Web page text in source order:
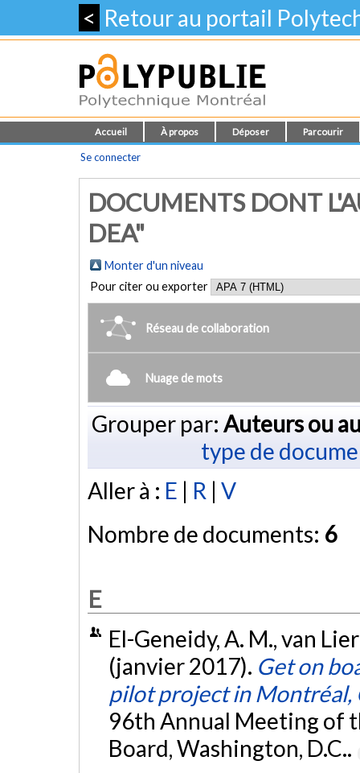
< Retour au portail
Accueil À propos Déposer Parcourir
Se connecter
DOCUMENTS DONT
DEA"
Monter d'un niveau
Pour citer ou exporter
Réseau de collaboration
Nuage de mots
Grouper par: Auteurs ou
type de
Aller à : E | R | V
Nombre de documents: 6
E
El-Geneidy, A. M., van
(janvier 2017). Get on
pilot project in Montréal,
96th Annual Meeting of
Board, Washington, D.C..